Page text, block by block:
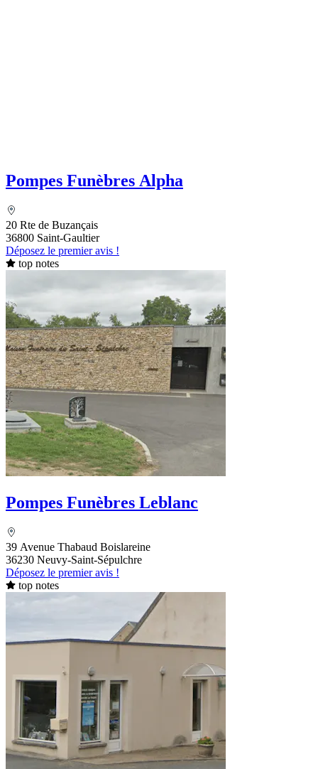
Pompes Funèbres Alpha
20 Rte de Buzançais
36800 Saint-Gaultier
Déposez le premier avis !
top notes
Pompes Funèbres Leblanc
39 Avenue Thabaud Boislareine
36230 Neuvy-Saint-Sépulchre
Déposez le premier avis !
top notes